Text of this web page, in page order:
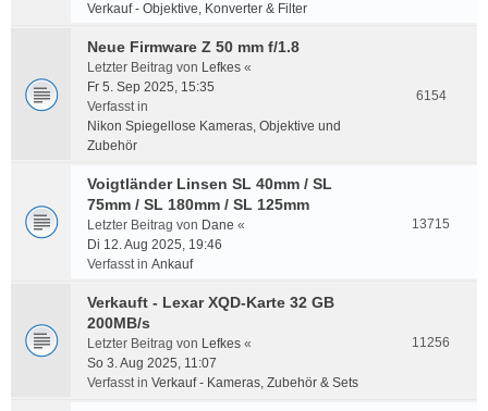
Verkauf - Objektive, Konverter & Filter
Neue Firmware Z 50 mm f/1.8
Letzter Beitrag von Lefkes «
Fr 5. Sep 2025, 15:35
Verfasst in
Nikon Spiegellose Kameras, Objektive und
Zubehör
6154
Voigtländer Linsen SL 40mm / SL
75mm / SL 180mm / SL 125mm
Letzter Beitrag von Dane «
Di 12. Aug 2025, 19:46
Verfasst in Ankauf
13715
Verkauft - Lexar XQD-Karte 32 GB
200MB/s
Letzter Beitrag von Lefkes «
So 3. Aug 2025, 11:07
Verfasst in Verkauf - Kameras, Zubehör & Sets
11256